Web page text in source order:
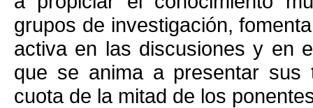
grupos de investigación,
activa en las discusiones y en
que se anima a presentar
cuota de la mitad de los